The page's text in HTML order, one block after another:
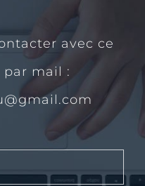
avec ce
mail :